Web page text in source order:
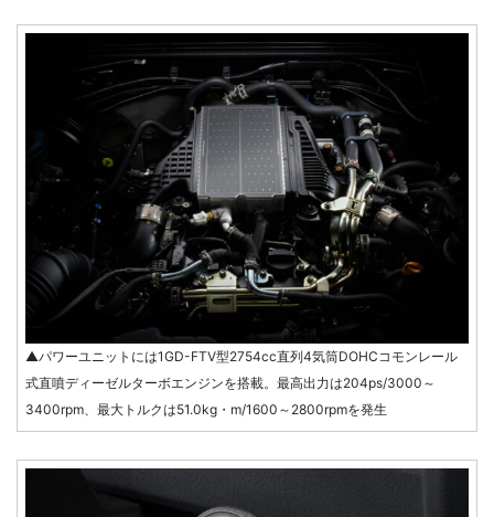
▲パワーユニットには1GD-FTV型2754cc直列4気筒DOHCコモンレール
式直噴ディーゼルターボエンジンを搭載。最高出力は204ps/3000～
3400rpm、最大トルクは51.0kg・m/1600～2800rpmを発生